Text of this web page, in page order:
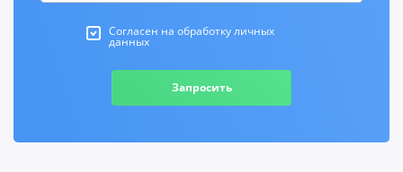
Согласен на обработку личных
данных
Запросить